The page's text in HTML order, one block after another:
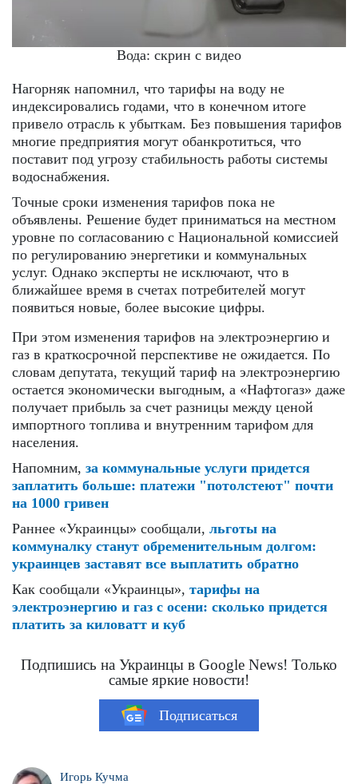
Вода: скрин с видео
Нагорняк напомнил, что тарифы на воду не
индексировались годами, что в конечном итоге
привело отрасль к убыткам. Без повышения тарифов
многие предприятия могут обанкротиться, что
поставит под угрозу стабильность работы системы
водоснабжения.
Точные сроки изменения тарифов пока не
объявлены. Решение будет приниматься на местном
уровне по согласованию с Национальной комиссией
по регулированию энергетики и коммунальных
услуг. Однако эксперты не исключают, что в
ближайшее время в счетах потребителей могут
появиться новые, более высокие цифры.
При этом изменения тарифов на электроэнергию и
газ в краткосрочной перспективе не ожидается. По
словам депутата, текущий тариф на электроэнергию
остается экономически выгодным, а «Нафтогаз» даже
получает прибыль за счет разницы между ценой
импортного топлива и внутренним тарифом для
населения.
Напомним, за коммунальные услуги придется
заплатить больше: платежи "потолстеют" почти
на 1000 гривен
Раннее «Украинцы» сообщали, льготы на
коммуналку станут обременительным долгом:
украинцев заставят все выплатить обратно
Как сообщали «Украинцы», тарифы на
электроэнергию и газ с осени: сколько придется
платить за киловатт и куб
Подпишись на Украинцы в Google News! Только
самые яркие новости!
Подписаться
Игорь Кучма